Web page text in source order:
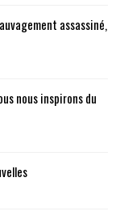
assassiné,
nous inspirons du